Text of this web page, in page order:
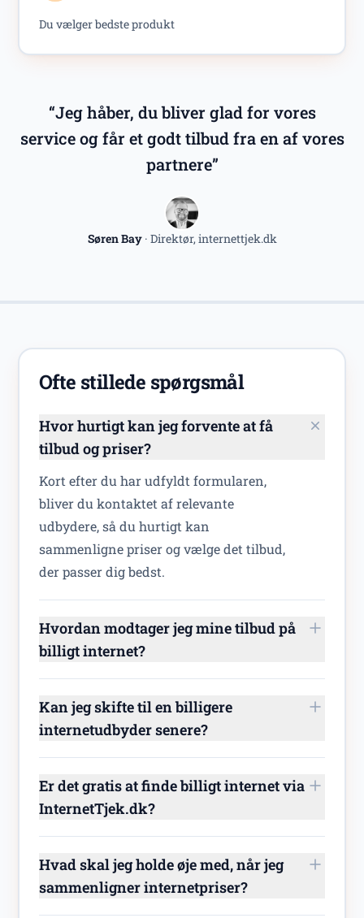
Du vælger bedste produkt
“Jeg håber, du bliver glad for vores
service og får et godt tilbud fra en af vores
partnere”
Søren Bay · Direktør, internettjek.dk
Ofte stillede spørgsmål
Hvor hurtigt kan jeg forvente at få
tilbud og priser?
Kort efter du har udfyldt formularen,
bliver du kontaktet af relevante
udbydere, så du hurtigt kan
sammenligne priser og vælge det tilbud,
der passer dig bedst.
Hvordan modtager jeg mine tilbud på
billigt internet?
Kan jeg skifte til en billigere
internetudbyder senere?
Er det gratis at finde billigt internet via
InternetTjek.dk?
Hvad skal jeg holde øje med, når jeg
sammenligner internetpriser?